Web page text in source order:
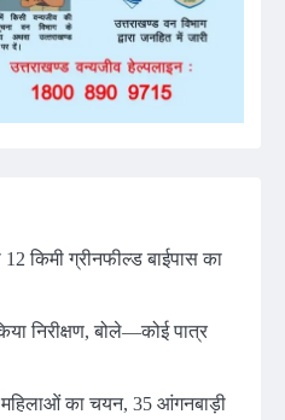
किमी ग्रीनफील्ड बाईपास का
निरीक्षण, बोले—कोई पात्र
का चयन, 35 आंगनबाड़ी